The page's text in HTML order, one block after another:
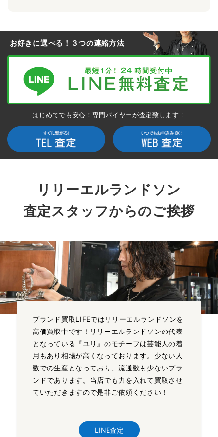
お好きに選べる！３つの連絡方法
はじめてでも安心！専門バイヤーが査定致します！
リリーエルランドソン
査定スタッフからのご挨拶
ブランド買取LIFEではリリーエルランドソンを
高価買取中です！リリーエルランドソンの代表
となっている『ユリ』のモチーフは芸能人の着
用もあり相場が高くなっております。少ない人
数での生産となっており、流通数も少ないブラ
ンドであります。当店でも力を入れて買取させ
ていただきますので是非ご依頼ください！
LINE査定